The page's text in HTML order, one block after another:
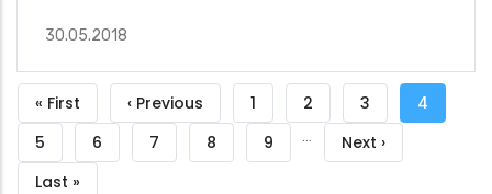
30.05.2018
Sivutus
Ensimmäinen
sivu
« First
Edellinen
sivu
‹ Previous Sivu
1 Sivu
2 Sivu
3
4
Sivu
5 Sivu
6 Sivu
7 Sivu
8 Sivu
9 …
Seuraava
Next ›
Viimeinen
Last »